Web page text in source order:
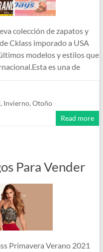
colección de zapatos y
Cklass imporado a USA
modelos y estilos que
es una de
, Invierno, Otoño
Read more
Para Vender
Primavera Verano 2021